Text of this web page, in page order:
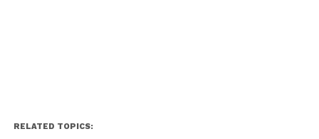
RELATED TOPICS: